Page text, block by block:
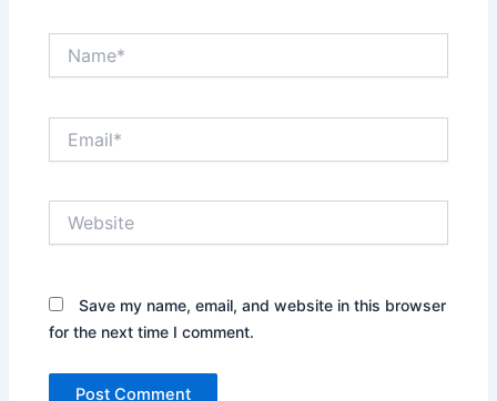
Save my name, email, and website in this browser
for the next time I comment.